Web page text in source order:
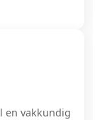
en vakkundig